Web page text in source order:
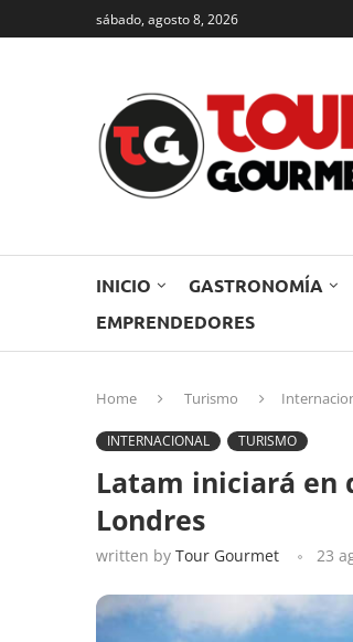
sábado, agosto 8, 2026
INICIO GASTRONOMÍA
EMPRENDEDORES
Home Turismo
INTERNACIONAL TURISMO
Latam iniciará en
Londres
written by Tour Gourmet 23